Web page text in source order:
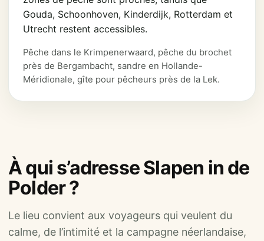
Gouda, Schoonhoven, Kinderdijk, Rotterdam et
Utrecht restent accessibles.
Pêche dans le Krimpenerwaard, pêche du brochet
près de Bergambacht, sandre en Hollande-
Méridionale, gîte pour pêcheurs près de la Lek.
À qui s’adresse Slapen in de
Polder ?
Le lieu convient aux voyageurs qui veulent du
calme, de l’intimité et la campagne néerlandaise,